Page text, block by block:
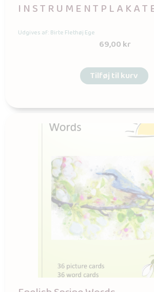
I N S T R U M E N T P L A K A T
Udgives af: Birte Flethøj Ege
69,00kr
Tilføj til kurv